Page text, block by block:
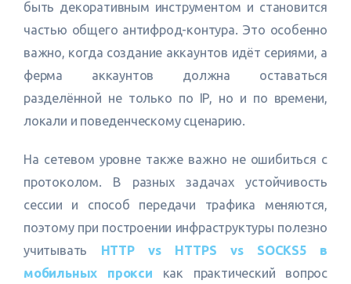
быть декоративным инструментом и становится
частью общего антифрод-контура. Это особенно
важно, когда создание аккаунтов идёт сериями, а
ферма аккаунтов должна оставаться
разделённой не только по IP, но и по времени,
локали и поведенческому сценарию.
На сетевом уровне также важно не ошибиться с
протоколом. В разных задачах устойчивость
сессии и способ передачи трафика меняются,
поэтому при построении инфраструктуры полезно
учитывать HTTP vs HTTPS vs SOCKS5 в
мобильных прокси как практический вопрос